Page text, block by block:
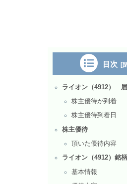
目次
ライオン（4912）
株主優待が到着
株主優待到着日
株主優待
頂いた優待内容
ライオン（4912）銘
基本情報